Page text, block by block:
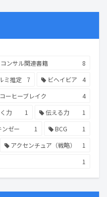
コンサル関連書籍
8
ミ推定 7 ビヘイビア
4
ーヒーブレイク
4
力 1 伝える力
1
ゼー 1 BCG
1
アクセンチュア（戦略）
1
1